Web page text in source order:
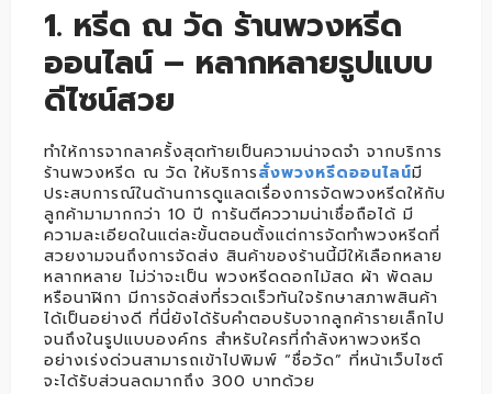
1. หรีด ณ วัด ร้านพวงหรีด
ออนไลน์ – หลากหลายรูปแบบ
ดีไซน์สวย
ทำให้การจากลาครั้งสุดท้ายเป็นความน่าจดจำ จากบริการ
ร้านพวงหรีด ณ วัด ให้บริการสั่งพวงหรีดออนไลน์มี
ประสบการณ์ในด้านการดูแลดเรื่องการจัดพวงหรีดให้กับ
ลูกค้ามามากกว่า 10 ปี การันตีคววามน่าเชื่อถือได้ มี
ความละเอียดในแต่ละขั้นตอนตั้งแต่การจัดทำพวงหรีดที่
สวยงามจนถึงการจัดส่ง สินค้าของร้านนี้มีให้เลือกหลาย
หลากหลาย ไม่ว่าจะเป็น พวงหรีดดอกไม้สด ผ้า พัดลม
หรือนาฬิกา มีการจัดส่งที่รวดเร็วทันใจรักษาสภาพสินค้า
ได้เป็นอย่างดี ที่นี่ยังได้รับคำตอบรับจากลูกค้ารายเล็กไป
จนถึงในรูปแบบองค์กร สำหรับใครที่กำลังหาพวงหรีด
อย่างเร่งด่วนสามารถเข้าไปพิมพ์ “ชื่อวัด” ที่หน้าเว็บไซต์
จะได้รับส่วนลดมากถึง 300 บาทด้วย